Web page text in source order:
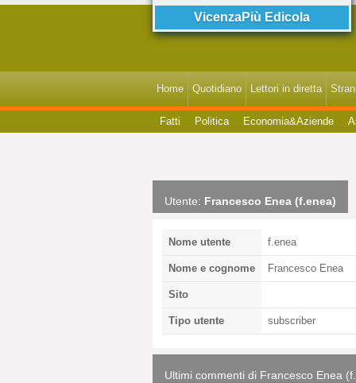
VicenzaPiù Edicola
Home Quotidiano Lettori in diretta
Fatti Politica Economia&Aziende
Utente: Francesco Enea (f.enea)
Nome utente f.enea
Nome e cognome Francesco Enea
Sito
Tipo utente subscriber
Ultimi commenti di Francesco Enea